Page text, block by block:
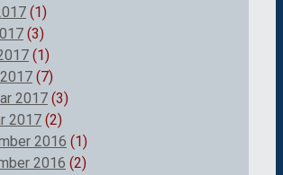
(1)
(3)
(1)
(7)
2017 (3)
2017 (2)
2016 (1)
2016 (2)